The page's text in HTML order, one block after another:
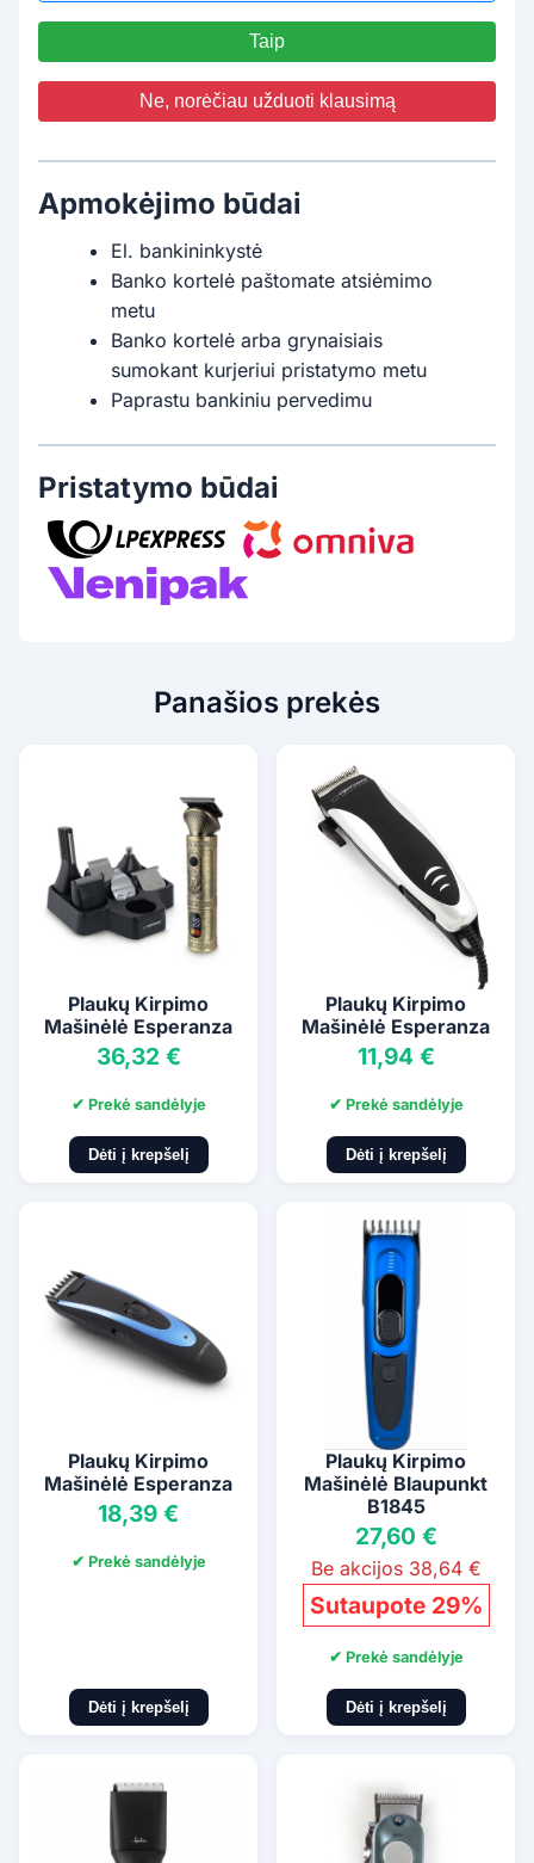
Taip
Ne, norėčiau užduoti klausimą
Apmokėjimo būdai
El. bankininkystė
Banko kortelė paštomate atsiėmimo
metu
Banko kortelė arba grynaisiais
sumokant kurjeriui pristatymo metu
Paprastu bankiniu pervedimu
Pristatymo būdai
Panašios prekės
Plaukų Kirpimo
Mašinėlė Esperanza
36,32 €
✔ Prekė sandėlyje
Dėti į krepšelį
Plaukų Kirpimo
Mašinėlė Esperanza
11,94 €
✔ Prekė sandėlyje
Dėti į krepšelį
Plaukų Kirpimo
Mašinėlė Esperanza
18,39 €
✔ Prekė sandėlyje
Dėti į krepšelį
Plaukų Kirpimo
Mašinėlė Blaupunkt
B1845
27,60 €
Be akcijos 38,64 €
Sutaupote 29%
✔ Prekė sandėlyje
Dėti į krepšelį